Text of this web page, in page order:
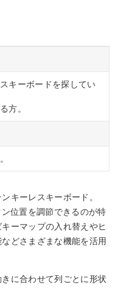
キーボードを探してい
方。
キーレスキーボード。
位置を調節できるのが特
ーマップの入れ替えやヒ
どさまざまな機能を活用
に合わせて列ごとに形状